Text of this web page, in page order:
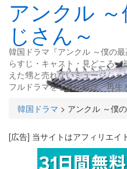
アンクル
じさん～
韓国ドラマ『アンクル ～僕の
らすじ・キャスト・見どころ
えた甥と売れないミュージシ
フルドラマを丁寧に解説。再
韓国ドラマ > アンクル ～僕
[広告] 当サイトはアフィリエイ